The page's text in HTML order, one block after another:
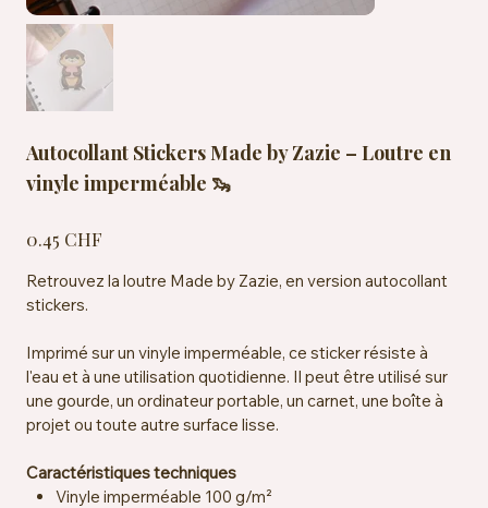
Autocollant Stickers Made by Zazie – Loutre en
vinyle imperméable 🦦
0.45 CHF
Retrouvez la loutre Made by Zazie, en version autocollant
stickers.
Imprimé sur un vinyle imperméable, ce sticker résiste à
l'eau et à une utilisation quotidienne. Il peut être utilisé sur
une gourde, un ordinateur portable, un carnet, une boîte à
projet ou toute autre surface lisse.
Caractéristiques techniques
Vinyle imperméable 100 g/m²